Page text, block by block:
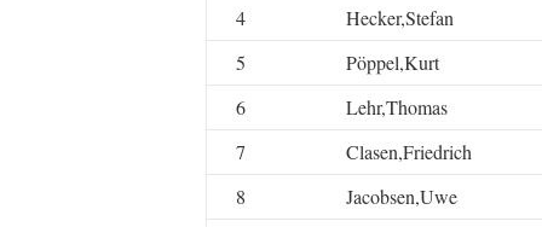
4
Hecker,Stefan
5
Pöppel,Kurt
6
Lehr,Thomas
7
Clasen,Friedrich
8
Jacobsen,Uwe